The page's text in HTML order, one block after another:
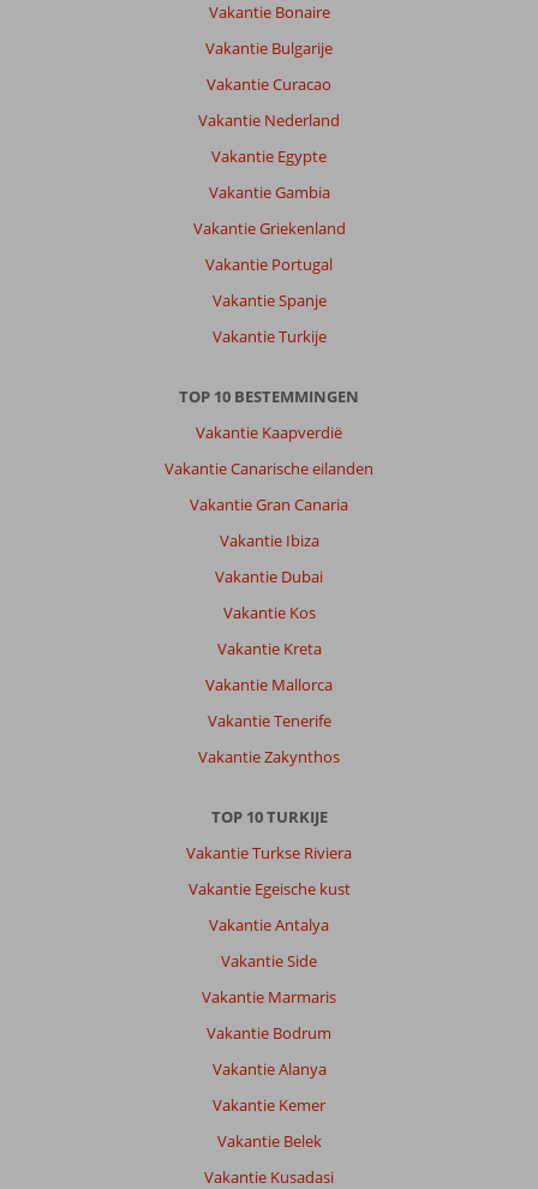
Vakantie Bonaire
Vakantie Bulgarije
Vakantie Curacao
Vakantie Nederland
Vakantie Egypte
Vakantie Gambia
Vakantie Griekenland
Vakantie Portugal
Vakantie Spanje
Vakantie Turkije
TOP 10 BESTEMMINGEN
Vakantie Kaapverdië
Vakantie Canarische eilanden
Vakantie Gran Canaria
Vakantie Ibiza
Vakantie Dubai
Vakantie Kos
Vakantie Kreta
Vakantie Mallorca
Vakantie Tenerife
Vakantie Zakynthos
TOP 10 TURKIJE
Vakantie Turkse Riviera
Vakantie Egeische kust
Vakantie Antalya
Vakantie Side
Vakantie Marmaris
Vakantie Bodrum
Vakantie Alanya
Vakantie Kemer
Vakantie Belek
Vakantie Kusadasi